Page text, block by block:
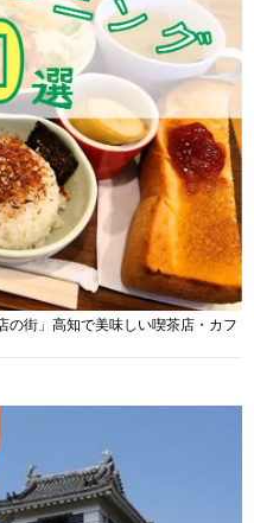
の街」高知で美味しい喫茶店・カフ